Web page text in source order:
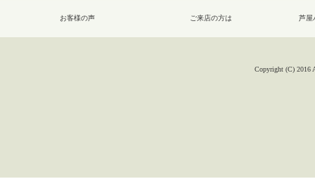
お客様の声 ご来店の方は 芦屋
Copyright (C) 2016